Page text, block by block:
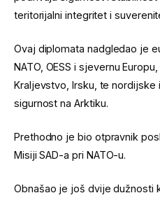
teritorijalni integritet i
Ovaj diplomata nadgledao je
NATO, OESS i sjevernu
Kraljevstvo, Irsku, te nordijske
sigurnost na Arktiku.
Prethodno je bio otpravnik
Misiji SAD-a pri NATO-u.
Obnašao je još dvije dužnosti